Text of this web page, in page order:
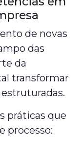
de novas
das
da
transformar
práticas que
processo: